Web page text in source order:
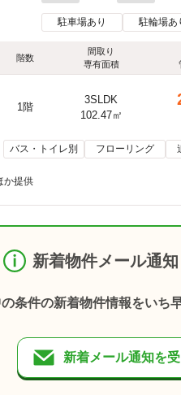
駐車場あり 駐輪場あ
階数
間取り
専有面積
1階
3SLDK
102.47㎡
バス・トイレ別 フローリング
か提供
新着物件メール通知
条件の新着物件情報をいち
新着メール通知を